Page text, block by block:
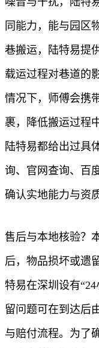
同能力，能与园区
巷搬运，陆特易提
载运过程对巷道的
情况下，师傅会携
裹，降低搬运过程
陆特易都给出过具
询、官网查询、百
确认实地能力与资
售后与本地核验？
后，物品损坏或遗
特易在深圳设有
留问题可在到达后
与赔付流程。为了